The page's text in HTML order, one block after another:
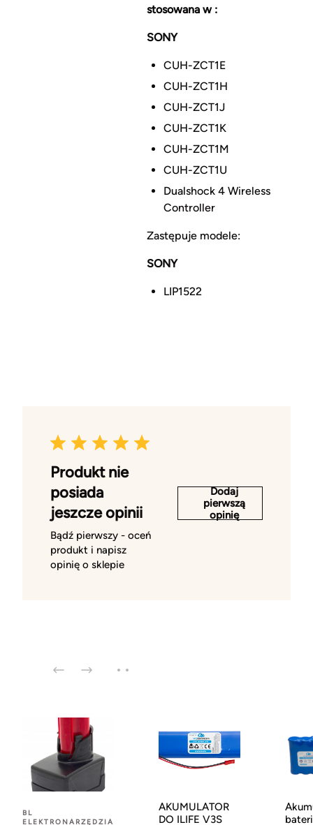
stosowana w :
SONY
CUH-ZCT1E
CUH-ZCT1H
CUH-ZCT1J
CUH-ZCT1K
CUH-ZCT1M
CUH-ZCT1U
Dualshock 4 Wireless
Controller
Zastępuje modele:
SONY
LIP1522
Produkt nie
posiada
jeszcze opinii
Bądź pierwszy - oceń
produkt i napisz
opinię o sklepie
Dodaj
pierwszą
opinię
BL
ELEKTRONARZĘDZIA
AKUMULATOR
DO ILIFE V3S